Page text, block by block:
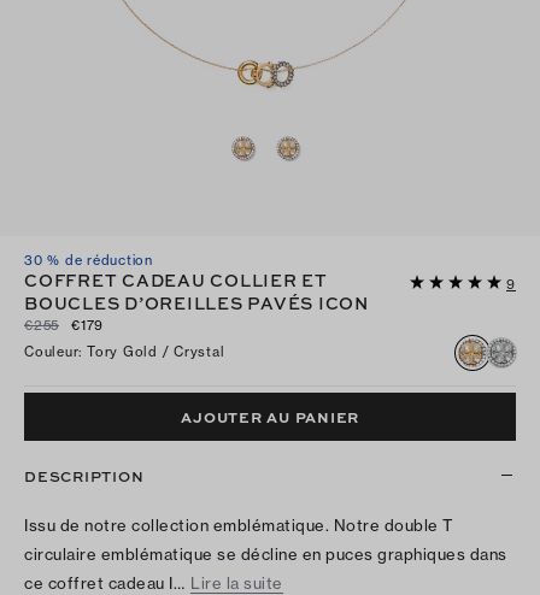
30 % de réduction
COFFRET CADEAU COLLIER ET
BOUCLES D’OREILLES PAVÉS ICON
9
€255
€179
Couleur: Tory Gold / Crystal
AJOUTER AU PANIER
DESCRIPTION
Issu de notre collection emblématique. Notre double T
circulaire emblématique se décline en puces graphiques dans
ce coffret cadeau I… Lire la suite